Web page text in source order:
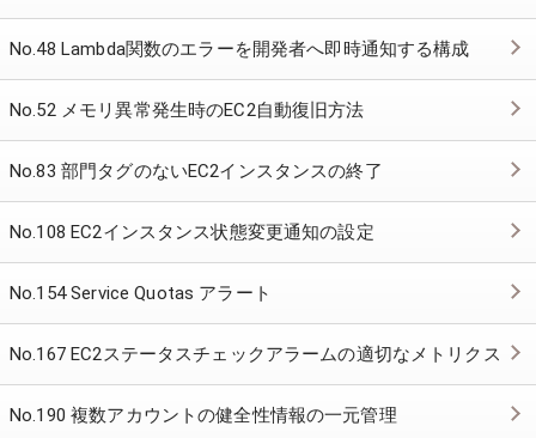
No.48 Lambda関数のエラーを開発者へ即時通知する構成
No.52 メモリ異常発生時のEC2自動復旧方法
No.83 部門タグのないEC2インスタンスの終了
No.108 EC2インスタンス状態変更通知の設定
No.154 Service Quotas アラート
No.167 EC2ステータスチェックアラームの適切なメトリクス
No.190 複数アカウントの健全性情報の一元管理